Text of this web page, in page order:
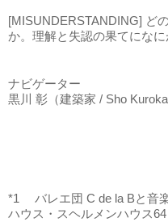
[MISUNDERSTANDING] ど
か。理解と失認の果てになに
ナビゲーター
黒川 彰（建築家 / Sho
*1 バレエ団 C de la Bと音
ハウス・スヘルメンハウス